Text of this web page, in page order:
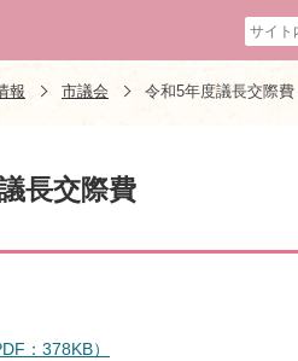
報 市議会 令和5年度議長交際費
長交際費
：378KB）